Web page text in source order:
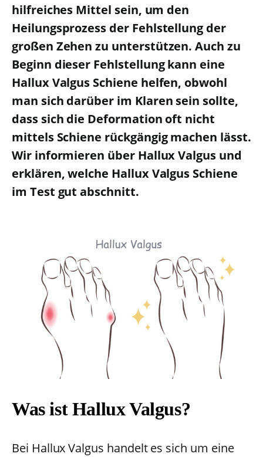
hilfreiches Mittel sein, um den
Heilungsprozess der Fehlstellung der
großen Zehen zu unterstützen. Auch zu
Beginn dieser Fehlstellung kann eine
Hallux Valgus Schiene helfen, obwohl
man sich darüber im Klaren sein sollte,
dass sich die Deformation oft nicht
mittels Schiene rückgängig machen lässt.
Wir informieren über Hallux Valgus und
erklären, welche Hallux Valgus Schiene
im Test gut abschnitt.
Was ist Hallux Valgus?
Bei Hallux Valgus handelt es sich um eine